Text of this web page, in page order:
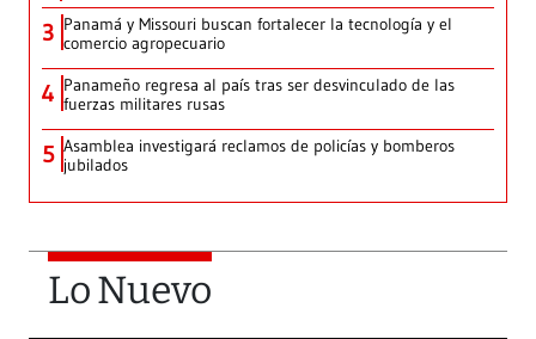
3 Panamá y Missouri buscan fortalecer la tecnología y el
comercio agropecuario
4 Panameño regresa al país tras ser desvinculado de las
fuerzas militares rusas
5 Asamblea investigará reclamos de policías y bomberos
jubilados
Lo Nuevo